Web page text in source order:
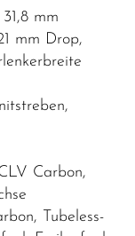
mm
mm Drop,
Carbon,
Tubeless-